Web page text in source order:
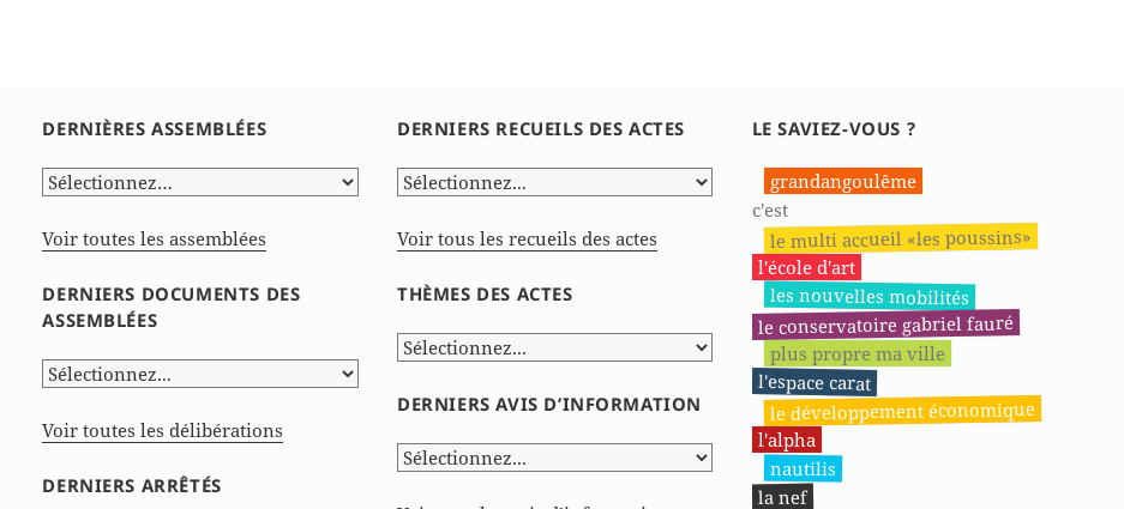
DERNIÈRES ASSEMBLÉES
Voir toutes les assemblées
DERNIERS DOCUMENTS DES
ASSEMBLÉES
Voir toutes les délibérations
DERNIERS ARRÊTÉS
DERNIERS RECUEILS DES ACTES
Voir tous les recueils des actes
THÈMES DES ACTES
DERNIERS AVIS D’INFORMATION
LE SAVIEZ-VOUS ?
grandangoulême
c'est
le multi accueil «les poussins»
l'école d'art
les nouvelles mobilités
le conservatoire gabriel fauré
plus propre ma ville
l'espace carat
le développement économique
l'alpha
nautilis
la nef